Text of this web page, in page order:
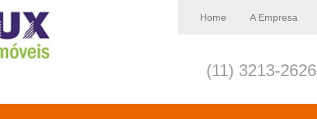
Home A Empresa
(11) 3213-2626